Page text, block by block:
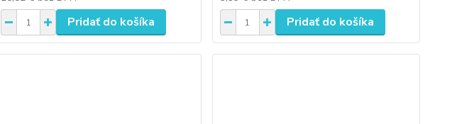
Pridať do košíka Pridať do košíka